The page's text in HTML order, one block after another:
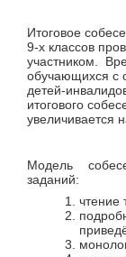
Итоговое
9-х классов
участником.
обучающихся с
детей-
итогового
увеличивается
Модель
заданий:
чтение